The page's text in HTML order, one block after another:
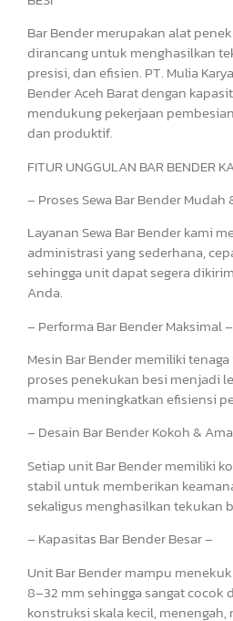
Bar Bender merupakan alat
dirancang untuk menghasilkan
presisi, dan efisien. PT. Mulia
Bender Aceh Barat dengan
mendukung pekerjaan
dan produktif.
FITUR UNGGULAN BAR BENDER
– Proses Sewa Bar Bender Mudah
Layanan Sewa Bar Bender kami
administrasi yang sederhana,
sehingga unit dapat segera
Anda.
– Performa Bar Bender Maksimal –
Mesin Bar Bender memiliki
proses penekukan besi menjadi
mampu meningkatkan efisiensi
– Desain Bar Bender Kokoh &
Setiap unit Bar Bender memiliki
stabil untuk memberikan
sekaligus menghasilkan tekukan
– Kapasitas Bar Bender Besar –
Unit Bar Bender mampu
8–32 mm sehingga sangat
konstruksi skala kecil, menengah,